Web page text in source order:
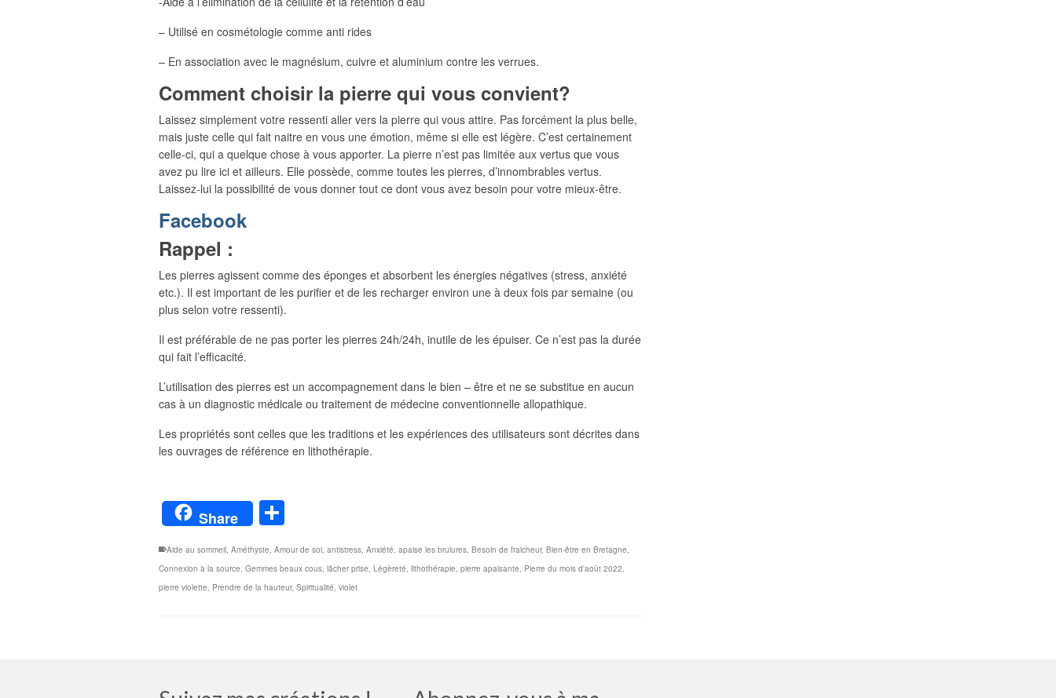
– Utilisé en cosmétologie comme anti rides
– En association avec le magnésium, cuivre et aluminium contre les verrues.
Comment choisir la pierre qui vous convient?
Laissez simplement votre ressenti aller vers la pierre qui vous attire. Pas forcément la plus belle,
mais juste celle qui fait naitre en vous une émotion, même si elle est légère. C’est certainement
celle-ci, qui a quelque chose à vous apporter. La pierre n’est pas limitée aux vertus que vous
avez pu lire ici et ailleurs. Elle possède, comme toutes les pierres, d’innombrables vertus.
Laissez-lui la possibilité de vous donner tout ce dont vous avez besoin pour votre mieux-être.
Facebook
Rappel :
Les pierres agissent comme des éponges et absorbent les énergies négatives (stress, anxiété
etc.). Il est important de les purifier et de les recharger environ une à deux fois par semaine (ou
plus selon votre ressenti).
Il est préférable de ne pas porter les pierres 24h/24h, inutile de les épuiser. Ce n’est pas la durée
qui fait l’efficacité.
L’utilisation des pierres est un accompagnement dans le bien – être et ne se substitue en aucun
cas à un diagnostic médicale ou traitement de médecine conventionnelle allopathique.
Les propriétés sont celles que les traditions et les expériences des utilisateurs sont décrites dans
les ouvrages de référence en lithothérapie.
Share
Aide au sommeil, Améthyste, Amour de soi, antistress, Anxiété, apaise les brulures, Besoin de fraicheur, Bien-être en Bretagne,
Connexion à la source, Gemmes beaux cous, lâcher prise, Légèreté, lithothérapie, pierre apaisante, Pierre du mois d'août 2022,
pierre violette, Prendre de la hauteur, Spiritualité, violet